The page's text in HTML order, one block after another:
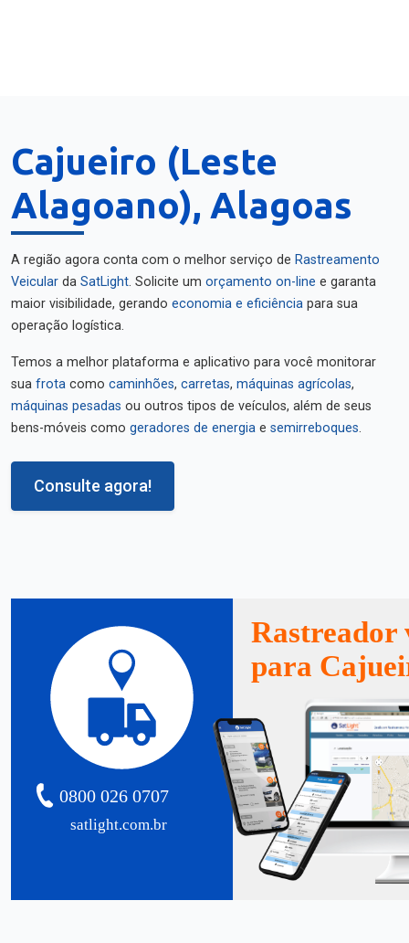
Cajueiro (Leste
Alagoano), Alagoas
A região agora conta com o melhor serviço de Rastreamento
Veicular da SatLight. Solicite um orçamento on-line e garanta
maior visibilidade, gerando economia e eficiência para sua
operação logística.
Temos a melhor plataforma e aplicativo para você monitorar
sua frota como caminhões, carretas, máquinas agrícolas,
máquinas pesadas ou outros tipos de veículos, além de seus
bens-móveis como geradores de energia e semirreboques.
Consulte agora!
satlight.com.br
0800 026 0707
Rastreador
para